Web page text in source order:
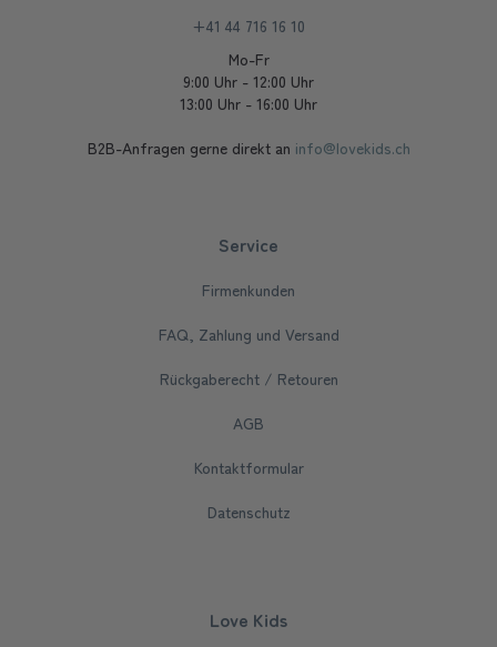
+41 44 716 16 10
Mo-Fr
9:00 Uhr - 12:00 Uhr
13:00 Uhr - 16:00 Uhr
B2B-Anfragen gerne direkt an info@lovekids.ch
Service
Firmenkunden
FAQ, Zahlung und Versand
Rückgaberecht / Retouren
AGB
Kontaktformular
Datenschutz
Love Kids